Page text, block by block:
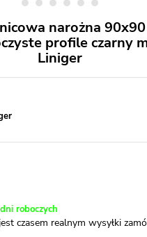
narożna 90x90
profile czarny
Liniger
roboczych
czasem realnym wysyłki